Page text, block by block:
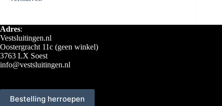
Adres:
Vestsluitingen.nl
Oostergracht 11c (geen winkel)
3763 LX Soest
info@vestsluitingen.nl
Bestelling herroepen